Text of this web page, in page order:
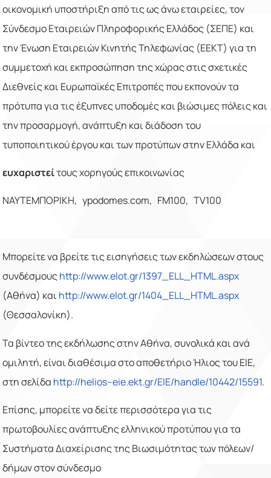
οικονομική υποστήριξη από τις ως άνω εταιρείες, τον
Σύνδεσμο Εταιρειών Πληροφορικής Ελλάδος (ΣΕΠΕ) και
την Ένωση Εταιρειών Κινητής Τηλεφωνίας (ΕΕΚΤ) για τη
συμμετοχή και εκπροσώπηση της χώρας στις σχετικές
Διεθνείς και Ευρωπαϊκές Επιτροπές που εκπονούν τα
πρότυπα για τις έξυπνες υποδομές και βιώσιμες πόλεις και
την προσαρμογή, ανάπτυξη και διάδοση του
τυποποιητικού έργου και των προτύπων στην Ελλάδα και
ευχαριστείτους χορηγούς επικοινωνίας
ΝΑΥΤΕΜΠΟΡΙΚΗ, ypodomes.com, FM100, TV100
Μπορείτε να βρείτε τις εισηγήσεις των εκδηλώσεων στους
συνδέσμουςhttp://www.elot.gr/1397_ELL_HTML.aspx
(Αθήνα) και http://www.elot.gr/1404_ELL_HTML.aspx
(Θεσσαλονίκη).
Τα βίντεο της εκδήλωσης στην Αθήνα, συνολικά και ανά
ομιλητή, είναι διαθέσιμα στο αποθετήριο Ήλιος του ΕΙΕ,
στη σελίδα http://helios–eie.ekt.gr/EIE/handle/10442/15591.
Επίσης, μπορείτε να δείτε περισσότεραγια τις
πρωτοβουλίες ανάπτυξης ελληνικού προτύπουγια τα
Συστήματα Διαχείρισης της Βιωσιμότητας των πόλεων/
δήμων στον σύνδεσμο